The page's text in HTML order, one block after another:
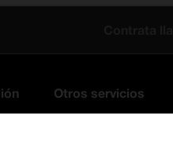
Otros servicios